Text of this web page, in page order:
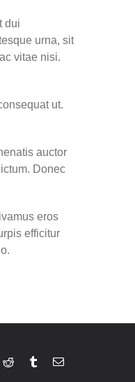
dui
urna, sit
vitae nisi.
ut.
auctor
Donec
eros
efficitur